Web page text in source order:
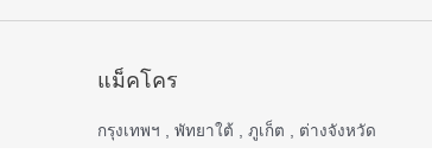
แม็คโคร
กรุงเทพฯ , พัทยาใต้ , ภูเก็ต , ต่างจังหวัด